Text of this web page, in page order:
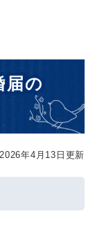
届の
年4月13日更新